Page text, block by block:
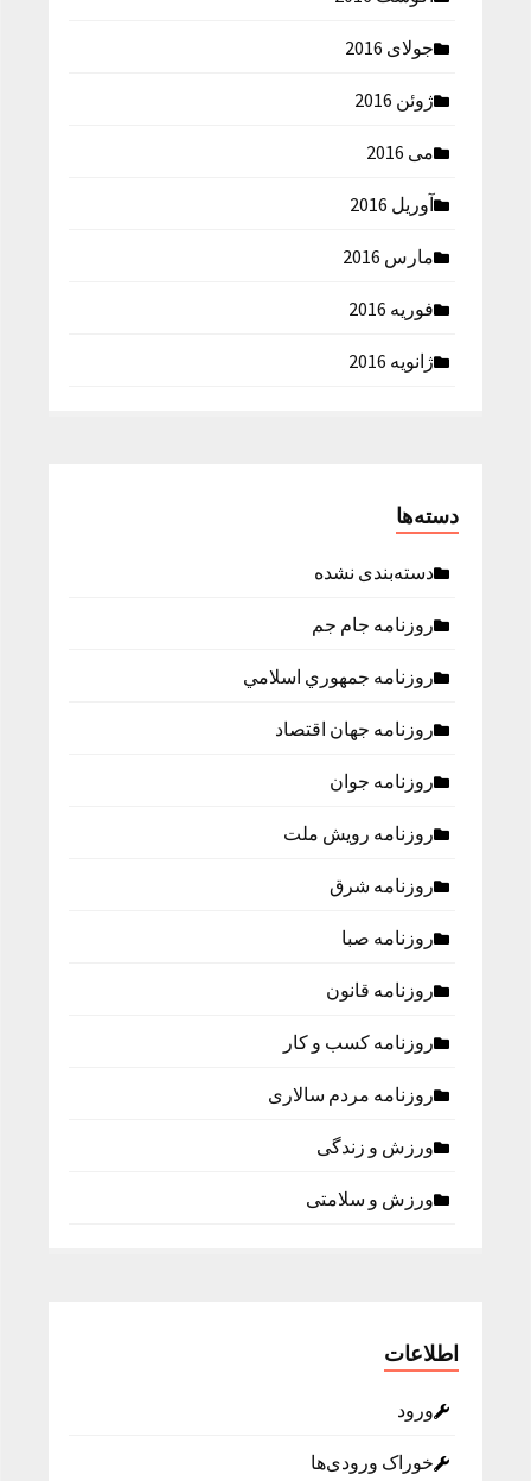
جولای 2016
ژوئن 2016
می 2016
آوریل 2016
مارس 2016
فوریه 2016
ژانویه 2016
دسته‌ها
دسته‌بندی نشده
روزنامه جام جم
روزنامه جمهوري اسلامي
روزنامه جهان اقتصاد
روزنامه جوان
روزنامه رویش ملت
روزنامه شرق
روزنامه صبا
روزنامه قانون
روزنامه كسب و كار
روزنامه مردم سالاری
ورزش و زندگی
ورزش و سلامتی
اطلاعات
ورود
خوراک ورودی‌ها